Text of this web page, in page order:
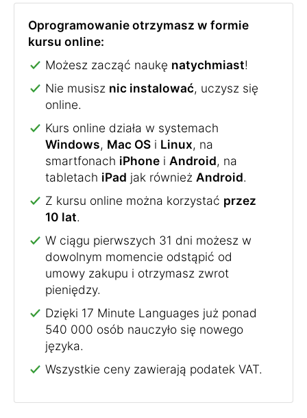
Oprogramowanie otrzymasz w formie
kursu online:
Możesz zacząć naukę natychmiast!
Nie musisz nic instalować, uczysz się
online.
Kurs online działa w systemach
Windows, Mac OS i Linux, na
smartfonach iPhone i Android, na
tabletach iPad jak również Android.
Z kursu online można korzystać przez
10 lat.
W ciągu pierwszych 31 dni możesz w
dowolnym momencie odstąpić od
umowy zakupu i otrzymasz zwrot
pieniędzy.
Dzięki 17 Minute Languages już ponad
540 000 osób nauczyło się nowego
języka.
Wszystkie ceny zawierają podatek VAT.